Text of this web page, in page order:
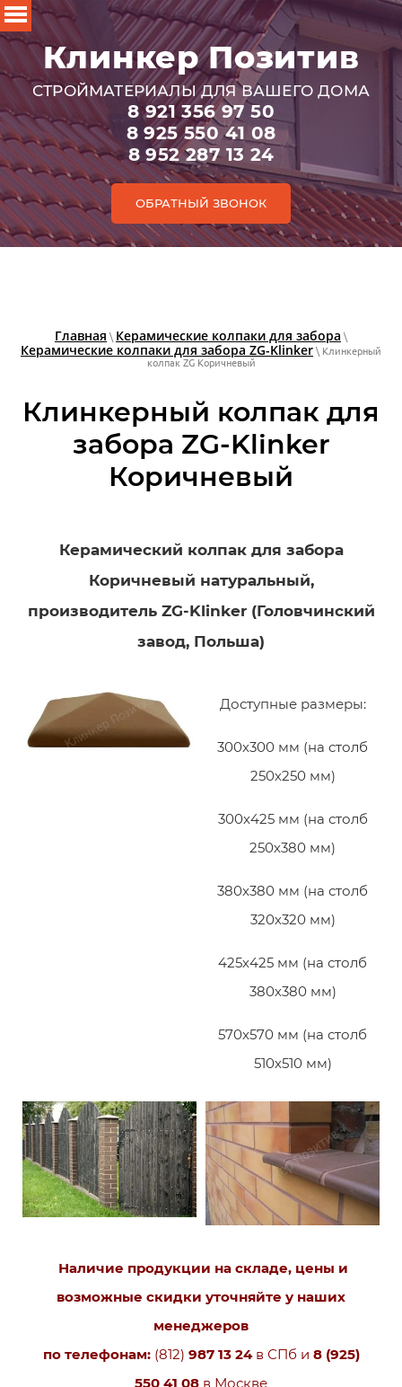
Клинкер Позитив
СТРОЙМАТЕРИАЛЫ ДЛЯ ВАШЕГО ДОМА
8 921 356 97 50
8 925 550 41 08
8 952 287 13 24
ОБРАТНЫЙ ЗВОНОК
Главная \ Керамические колпаки для забора \
Керамические колпаки для забора ZG-Klinker \ Клинкерный
колпак ZG Коричневый
Клинкерный колпак для
забора ZG-Klinker
Коричневый
Керамический колпак для забора
Коричневый натуральный,
производитель ZG-Klinker (Головчинский
завод, Польша)
Доступные размеры:
300х300 мм (на столб
250х250 мм)
300х425 мм (на столб
250х380 мм)
380х380 мм (на столб
320х320 мм)
425х425 мм (на столб
380х380 мм)
570х570 мм (на столб
510х510 мм)
Наличие продукции на складе, цены и
возможные скидки уточняйте у наших
менеджеров
по телефонам:(812) 987 13 24в СПб и 8 (925)
550 41 08 в Москве